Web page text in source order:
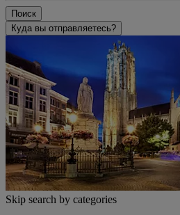
Поиск
Куда вы отправляетесь?
Skip search by categories